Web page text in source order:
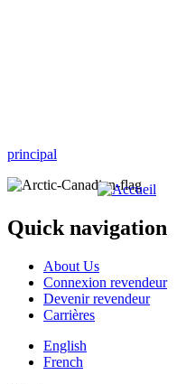
principal
Quick navigation
About Us
Connexion revendeur
Devenir revendeur
Carrières
English
French